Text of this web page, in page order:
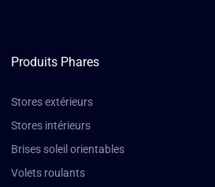
Produits Phares
Stores extérieurs
Stores intérieurs
Brises soleil orientables
Volets roulants